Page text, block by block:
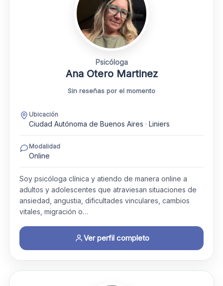
Psicóloga
Ana Otero Martinez
Sin reseñas por el momento
Ubicación
Ciudad Autónoma de Buenos Aires · Liniers
Modalidad
Online
Soy psicóloga clínica y atiendo de manera online a
adultos y adolescentes que atraviesan situaciones de
ansiedad, angustia, dificultades vinculares, cambios
vitales, migración o…
Ver perfil completo